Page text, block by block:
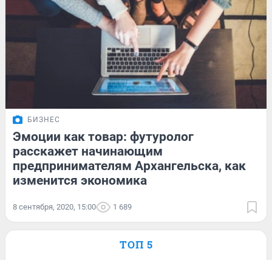
БИЗНЕС
Эмоции как товар: футуролог
расскажет начинающим
предпринимателям Архангельска, как
изменится экономика
8 сентября, 2020, 15:00 1 689
ТОП 5